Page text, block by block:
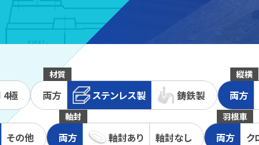
4極
材質
両方 ステンレス製 鋳鉄製
縦横
両方
その他
軸封
両方 軸封あり 軸封なし
羽根車
両方 ク